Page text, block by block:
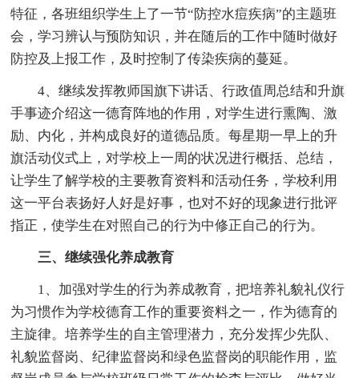
特征，各班组织学生上了一节“防控水痘疾病”的主题班
会，学习辨认与预防知识，并在随后的工作中随时做好
防控及上报工作，及时控制了传染疾病的蔓延。
4、继续发挥教师国旗下讲话、行政值周总结和升旗
手事迹介绍这一德育阵地的作用，对学生进行熏陶、激
励、内化，并构成良好的道德品质。每星期一早上的升
旗活动仪式上，对学校上一周的状况进行概括、总结，
让学生了解学校的主要教育资料和活动任务，学校利用
这一平台表扬好人好是好事，也对不好的现象进行批评
指正，使学生在对照自己的行为中修正自己的行为。
三、继续强化养成教育
1、加强对学生的行为养成教育，把培养礼貌礼仪行
为习惯作为学校德育工作的重要资料之一，作为德育的
主旋律。培养学生的自主管理潜力，充分发挥少先队、
礼貌监督岗、纪律监督岗和绿色监督岗的职能作用，监